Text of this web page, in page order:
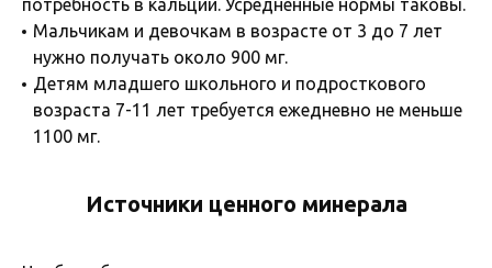
потребность в кальции. Усредненные нормы таковы.
Мальчикам и девочкам в возрасте от 3 до 7 лет
нужно получать около 900 мг.
Детям младшего школьного и подросткового
возраста 7-11 лет требуется ежедневно не меньше
1100 мг.
Источники ценного минерала